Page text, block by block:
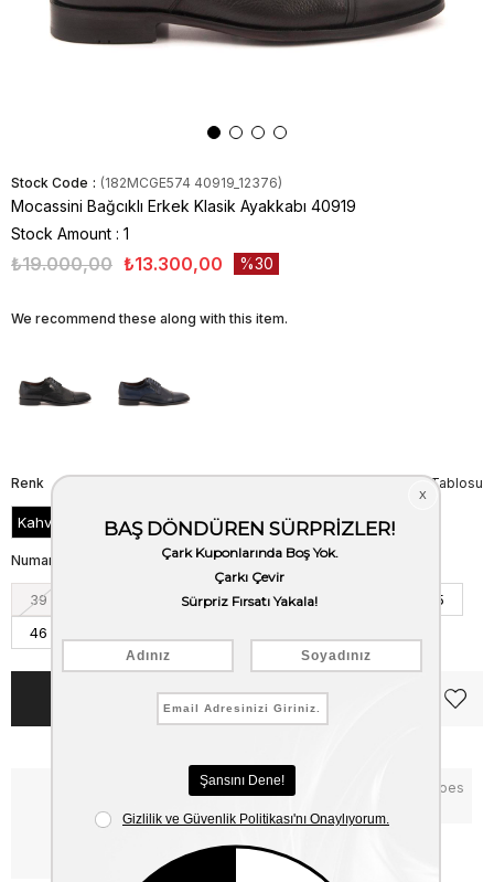
Stock Code (182MCGE574 40919_12376)
Mocassini Bağcıklı Erkek Klasik Ayakkabı 40919
Stock Amount : 1
₺19.000,00 ₺13.300,00 30
We recommend these along with this item.
Beden Tablosu
Renk
Kahve
Numara
39 42 43
45
46
Notify me when the price goes
Free Shipping